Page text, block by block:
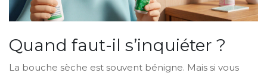
Quand faut-il s’inquiéter ?
La bouche sèche est souvent bénigne. Mais si vous